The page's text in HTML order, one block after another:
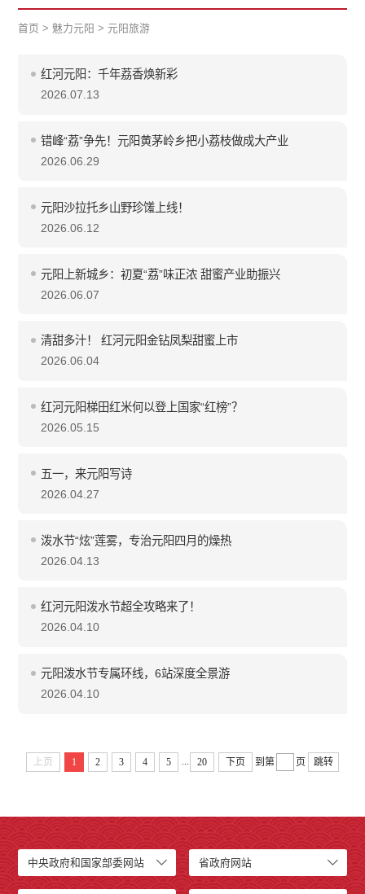
首页 > 魅力元阳 >元阳旅游
红河元阳：千年荔香焕新彩
2026.07.13
错峰“荔”争先！元阳黄茅岭乡把小荔枝做成大产业
2026.06.29
元阳沙拉托乡山野珍馐上线！
2026.06.12
元阳上新城乡：初夏“荔”味正浓 甜蜜产业助振兴
2026.06.07
清甜多汁！ 红河元阳金钻凤梨甜蜜上市
2026.06.04
红河元阳梯田红米何以登上国家“红榜”？
2026.05.15
五一，来元阳写诗
2026.04.27
泼水节“炫”莲雾，专治元阳四月的燥热
2026.04.13
红河元阳泼水节超全攻略来了！
2026.04.10
元阳泼水节专属环线，6站深度全景游
2026.04.10
上页 1 2 3 4 5 20 下页 到第 页 跳转
中央政府和国家部委网站 省政府网站